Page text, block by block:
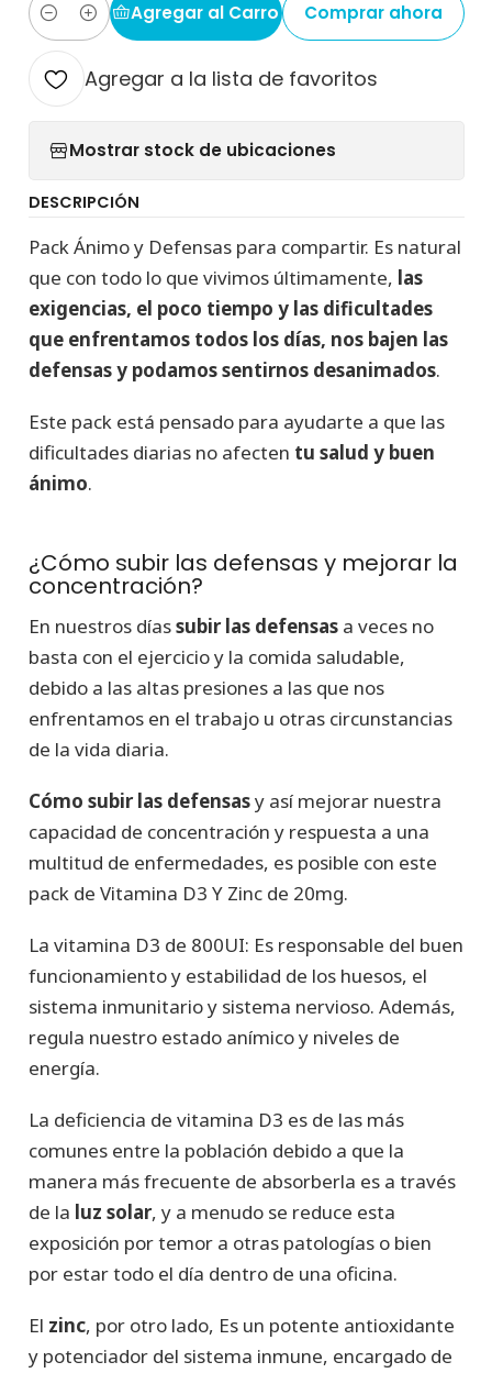
Cantidad
Agregar al Carro Comprar ahora
Agregar a la lista de favoritos
Mostrar stock de ubicaciones
DESCRIPCIÓN
Pack Ánimo y Defensas para compartir. Es natural
que con todo lo que vivimos últimamente, las
exigencias, el poco tiempo y las dificultades
que enfrentamos todos los días, nos bajen las
defensas y podamos sentirnos desanimados.
Este pack está pensado para ayudarte a que las
dificultades diarias no afecten tu salud y buen
ánimo.
¿Cómo subir las defensas y mejorar la
concentración?
En nuestros díassubir las defensasa veces no
basta con el ejercicio y la comida saludable,
debido a las altas presiones a las que nos
enfrentamos en el trabajo u otras circunstancias
de la vida diaria.
Cómo subir las defensasy así mejorar nuestra
capacidad de concentración y respuesta a una
multitud de enfermedades, es posible con este
pack de Vitamina D3 Y Zinc de 20mg.
La vitamina D3 de 800UI: Es responsable del buen
funcionamiento y estabilidad de los huesos, el
sistema inmunitario y sistema nervioso. Además,
regula nuestro estado anímico y niveles de
energía.
La deficiencia de vitamina D3 es de las más
comunes entre la población debido a que la
manera más frecuente de absorberla es a través
de la luz solar, y a menudo se reduce esta
exposición por temor a otras patologías o bien
por estar todo el día dentro de una oficina.
El zinc, por otro lado, Es un potente antioxidante
y potenciador del sistema inmune, encargado de